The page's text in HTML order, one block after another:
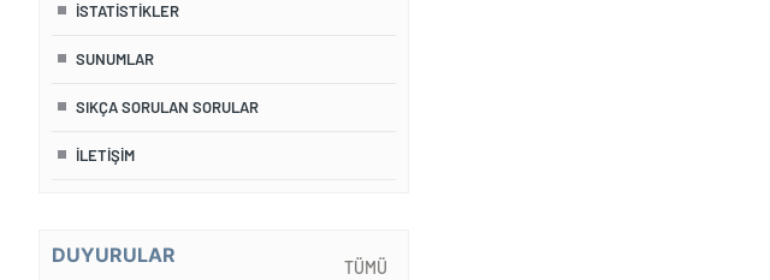
İSTATISTIKLER
SUNUMLAR
SIKÇA SORULAN SORULAR
İLETİŞİM
DUYURULAR
TÜMÜ